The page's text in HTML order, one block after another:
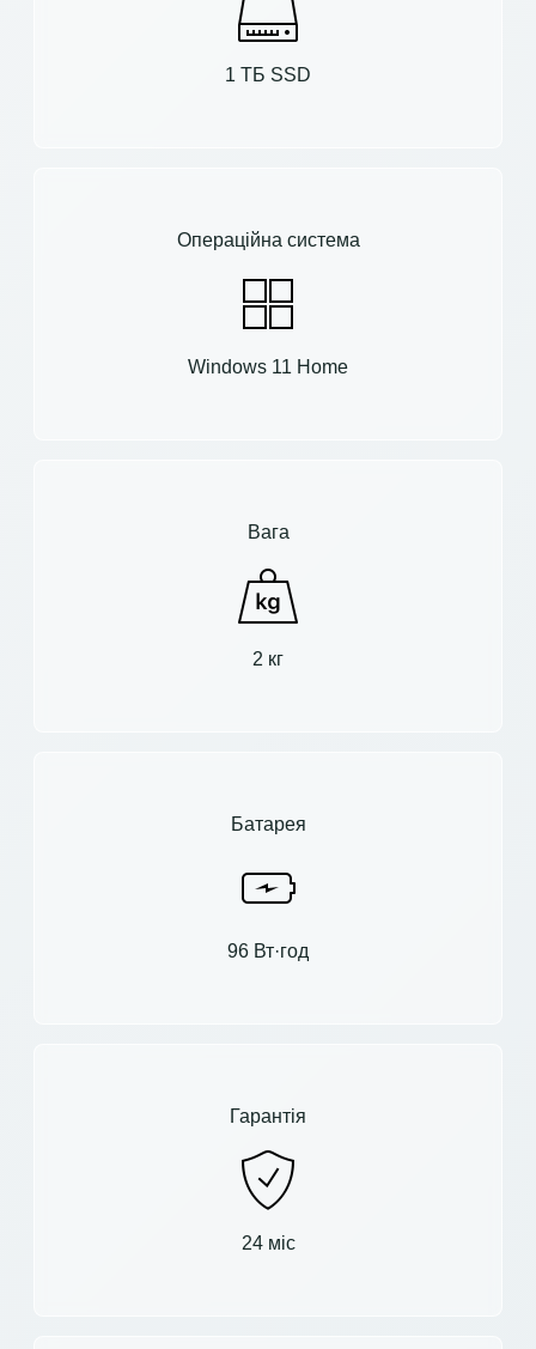
1 ТБ SSD
Операційна система
Windows 11 Home
Вага
2 кг
Батарея
96 Вт·год
Гарантія
24 міс